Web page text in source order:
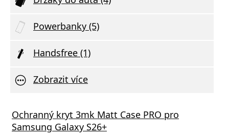
Powerbanky (5)
Handsfree (1)
Zobrazit více
Ochranný kryt 3mk Matt Case PRO pro
Samsung Galaxy S26+